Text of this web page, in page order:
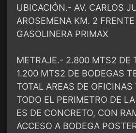
UBICACIÓN.- AV. CARLOS
AROSEMENA KM. 2
GASOLINERA PRIMAX
METRAJE.- 2.800 MTS2 DE
1.200 MTS2 DE BODEGAS
TOTAL AREAS DE
TODO EL PERIMETRO DE
ES DE CONCRETO, CON
ACCESO A BODEGA